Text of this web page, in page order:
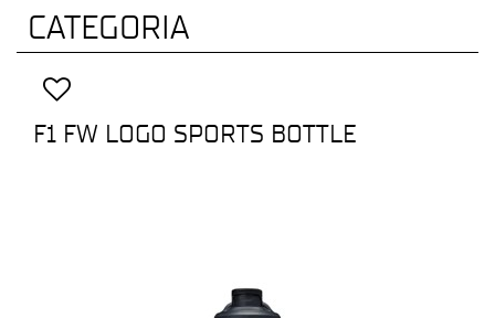
CATEGORIA
F1 FW LOGO SPORTS BOTTLE